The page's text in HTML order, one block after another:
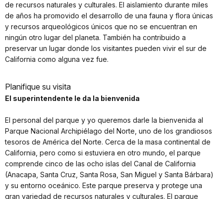
de recursos naturales y culturales. El aislamiento durante miles
de años ha promovido el desarrollo de una fauna y flora únicas
y recursos arqueológicos únicos que no se encuentran en
ningún otro lugar del planeta. También ha contribuido a
preservar un lugar donde los visitantes pueden vivir el sur de
California como alguna vez fue.
Planifique su visita
El superintendente le da la bienvenida
El personal del parque y yo queremos darle la bienvenida al
Parque Nacional Archipiélago del Norte, uno de los grandiosos
tesoros de América del Norte. Cerca de la masa continental de
California, pero como si estuviera en otro mundo, el parque
comprende cinco de las ocho islas del Canal de California
(Anacapa, Santa Cruz, Santa Rosa, San Miguel y Santa Bárbara)
y su entorno oceánico. Este parque preserva y protege una
gran variedad de recursos naturales y culturales. El parque